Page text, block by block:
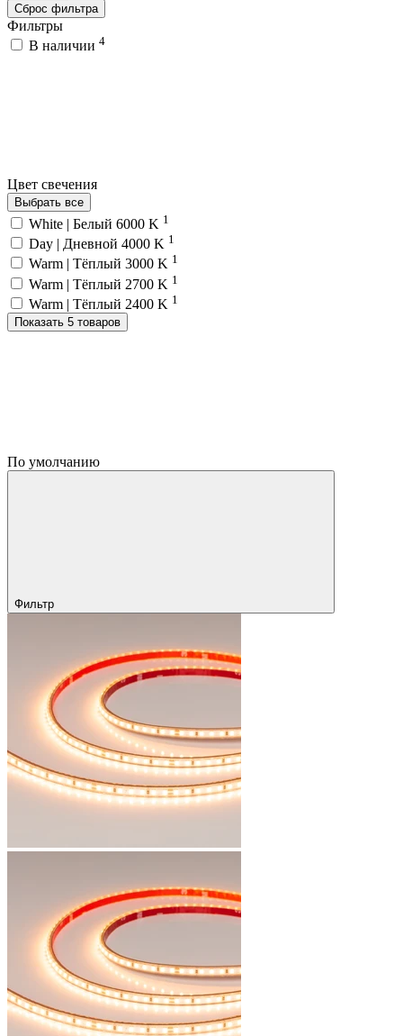
Сброс фильтра
Фильтры
В наличии 4
Цвет свечения
Выбрать все
White | Белый 6000 K 1
Day | Дневной 4000 K 1
Warm | Тёплый 3000 K 1
Warm | Тёплый 2700 K 1
Warm | Тёплый 2400 K 1
Показать 5 товаров
По умолчанию
Фильтр